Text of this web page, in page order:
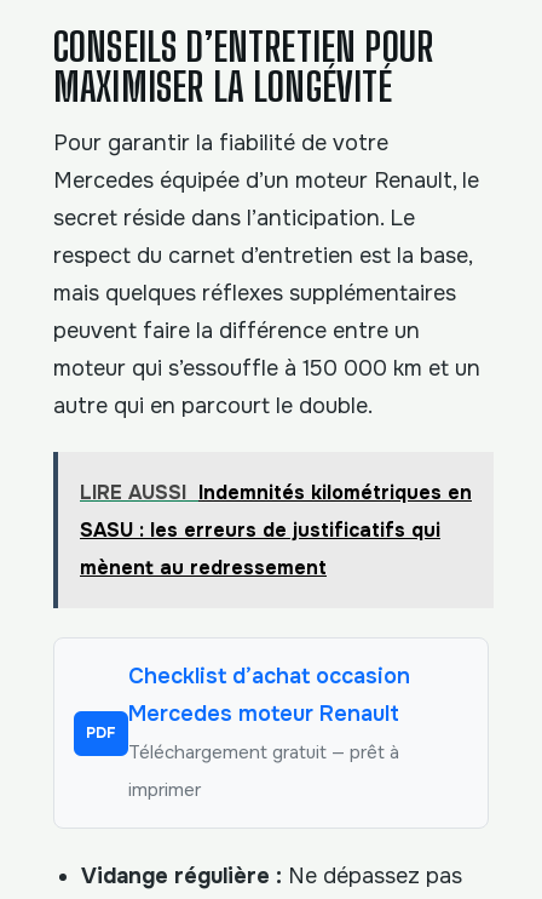
CONSEILS D’ENTRETIEN POUR
MAXIMISER LA LONGÉVITÉ
Pour garantir la fiabilité de votre
Mercedes équipée d’un moteur Renault, le
secret réside dans l’anticipation. Le
respect du carnet d’entretien est la base,
mais quelques réflexes supplémentaires
peuvent faire la différence entre un
moteur qui s’essouffle à 150 000 km et un
autre qui en parcourt le double.
LIRE AUSSI Indemnités kilométriques en
SASU : les erreurs de justificatifs qui
mènent au redressement
PDF
Checklist d’achat occasion
Mercedes moteur Renault
Téléchargement gratuit — prêt à
imprimer
Vidange régulière : Ne dépassez pas